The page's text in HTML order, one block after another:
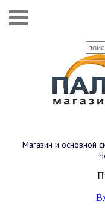
Магазин и основной